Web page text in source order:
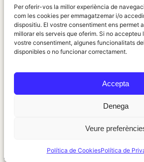
Per oferir-vos la millor experiència de
com les cookies per emmagatzemar i/o
dispositiu. El vostre consentiment ens permet
millorar els serveis que oferim. Si no accepteu
vostre consentiment, algunes funcionalitats
disponibles o no funcionar correctament.
Accepta
Denega
Veure
Política de CookiesPolítica de
Política
Societat
Tendències
elRidaura.com
Informació local, clara i